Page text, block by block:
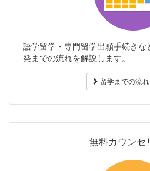
語学留学・専門留学出願手続きな
発までの流れを解説します。
留学までの流
無料カウンセ